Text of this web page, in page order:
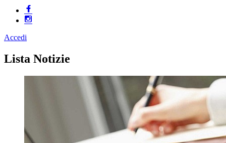
Accedi
Homepage
Lista Notizie